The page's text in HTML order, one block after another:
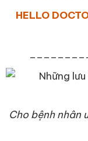
HELLO
Cho bệnh nhân